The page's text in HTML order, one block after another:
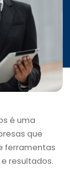
é uma
que
ferramentas
resultados.